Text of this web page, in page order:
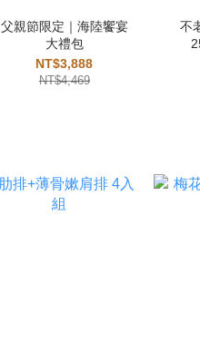
父親節限定｜海陸饗宴
大禮包
NT$3,888
NT$4,469
不